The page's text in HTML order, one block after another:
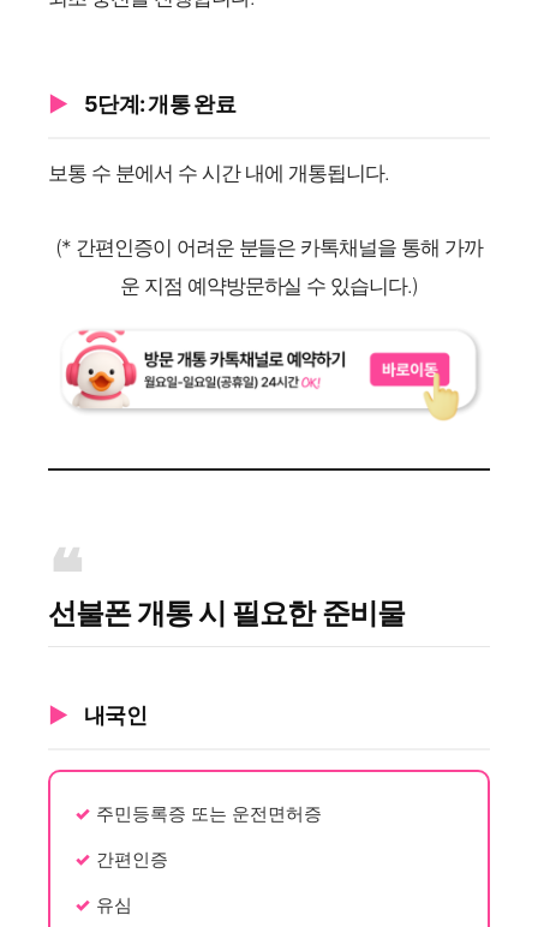
5단계: 개통 완료
보통 수 분에서 수 시간 내에 개통됩니다.
(* 간편인증이 어려운 분들은 카톡채널을 통해 가까
운 지점 예약방문하실 수 있습니다.)
선불폰 개통 시 필요한 준비물
내국인
주민등록증 또는 운전면허증
간편인증
유심